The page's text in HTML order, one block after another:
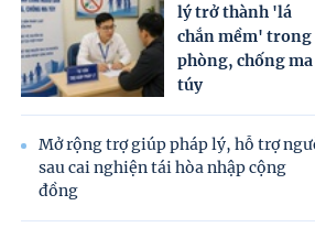
lý trở thành 'lá
chắn mềm' trong
phòng, chống ma
túy
Mở rộng trợ giúp pháp lý, hỗ trợ
sau cai nghiện tái hòa nhập cộng
đồng